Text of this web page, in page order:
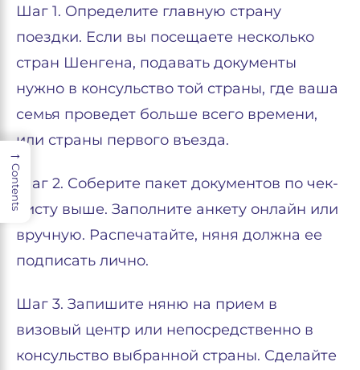
Шаг 1. Определите главную страну
поездки. Если вы посещаете несколько
стран Шенгена, подавать документы
нужно в консульство той страны, где ваша
семья проведет больше всего времени,
или страны первого въезда.
Шаг 2. Соберите пакет документов по чек-
листу выше. Заполните анкету онлайн или
вручную. Распечатайте, няня должна ее
подписать лично.
Шаг 3. Запишите няню на прием в
визовый центр или непосредственно в
консульство выбранной страны. Сделайте
→
Contents